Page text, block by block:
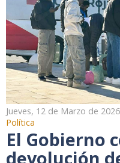
Jueves, 12 de Marzo de 2026
Política
El Gobierno
devolución